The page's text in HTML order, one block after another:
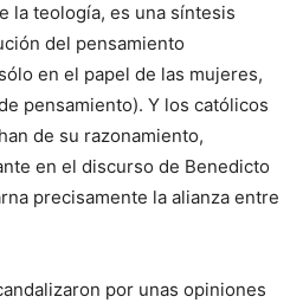
la teología, es una síntesis
del pensamiento
en el papel de las mujeres,
pensamiento). Y los católicos
de su razonamiento,
en el discurso de Benedicto
precisamente la alianza entre
por unas opiniones